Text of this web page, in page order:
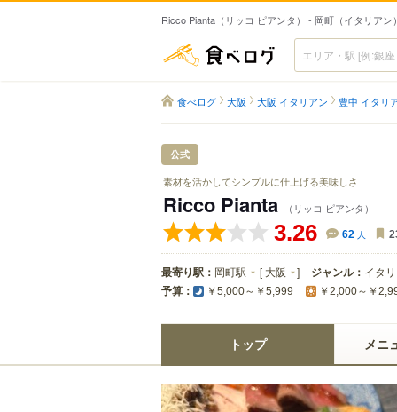
Ricco Pianta（リッコ ピアンタ） - 岡町（イタリアン
食べログ
食べログ 大阪 大阪 イタリアン 豊中 イタリ
公式
素材を活かしてシンプルに仕上げる美味しさ
Ricco Pianta （リッコ ピアンタ）
3.26 62 人
最寄り駅： 岡町駅 [ 大阪 ] ジャンル： イタ
予算： ￥5,000～￥5,999 ￥2,000～￥
トップ メニ